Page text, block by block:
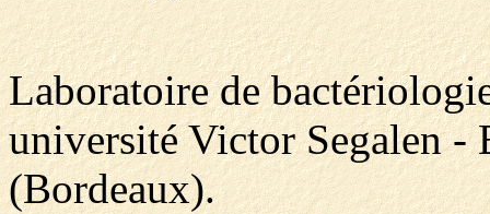
Laboratoire de
université Victor Segalen
(Bordeaux).